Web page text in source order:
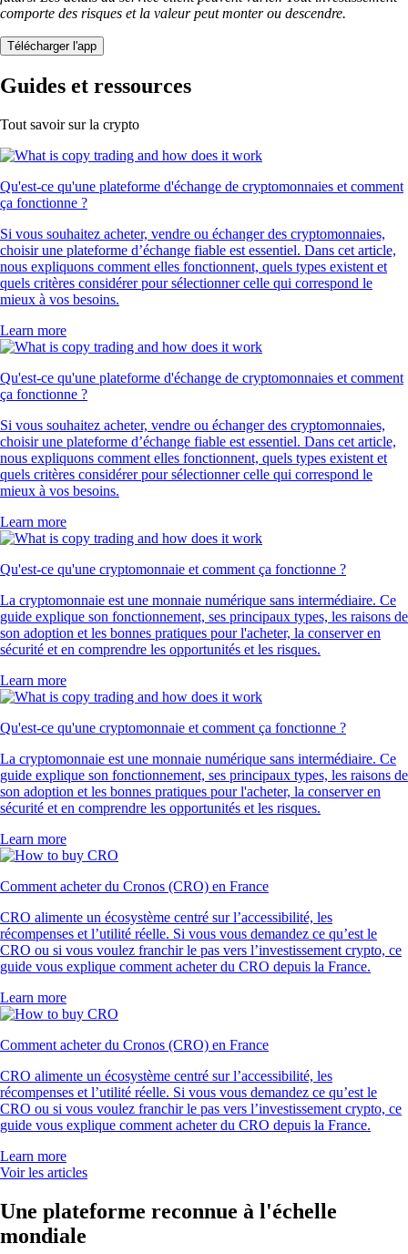
comporte des risques et la valeur peut monter ou descendre.
Télécharger l'app
Guides et ressources
Tout savoir sur la crypto
Qu'est-ce qu'une plateforme d'échange de cryptomonnaies et comment
ça fonctionne ?
Si vous souhaitez acheter, vendre ou échanger des cryptomonnaies,
choisir une plateforme d’échange fiable est essentiel. Dans cet article,
nous expliquons comment elles fonctionnent, quels types existent et
quels critères considérer pour sélectionner celle qui correspond le
mieux à vos besoins.
Learn more
Qu'est-ce qu'une plateforme d'échange de cryptomonnaies et comment
ça fonctionne ?
Si vous souhaitez acheter, vendre ou échanger des cryptomonnaies,
choisir une plateforme d’échange fiable est essentiel. Dans cet article,
nous expliquons comment elles fonctionnent, quels types existent et
quels critères considérer pour sélectionner celle qui correspond le
mieux à vos besoins.
Learn more
Qu'est-ce qu'une cryptomonnaie et comment ça fonctionne ?
La cryptomonnaie est une monnaie numérique sans intermédiaire. Ce
guide explique son fonctionnement, ses principaux types, les raisons de
son adoption et les bonnes pratiques pour l'acheter, la conserver en
sécurité et en comprendre les opportunités et les risques.
Learn more
Qu'est-ce qu'une cryptomonnaie et comment ça fonctionne ?
La cryptomonnaie est une monnaie numérique sans intermédiaire. Ce
guide explique son fonctionnement, ses principaux types, les raisons de
son adoption et les bonnes pratiques pour l'acheter, la conserver en
sécurité et en comprendre les opportunités et les risques.
Learn more
Comment acheter du Cronos (CRO) en France
CRO alimente un écosystème centré sur l’accessibilité, les
récompenses et l’utilité réelle. Si vous vous demandez ce qu’est le
CRO ou si vous voulez franchir le pas vers l’investissement crypto, ce
guide vous explique comment acheter du CRO depuis la France.
Learn more
Comment acheter du Cronos (CRO) en France
CRO alimente un écosystème centré sur l’accessibilité, les
récompenses et l’utilité réelle. Si vous vous demandez ce qu’est le
CRO ou si vous voulez franchir le pas vers l’investissement crypto, ce
guide vous explique comment acheter du CRO depuis la France.
Learn more
Voir les articles
Une plateforme reconnue à l'échelle
mondiale